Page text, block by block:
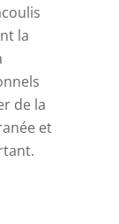
la
de la
et